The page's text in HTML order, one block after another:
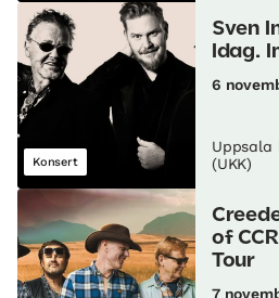
Konsert
Sven
Idag.
6
Uppsala
(UKK)
of
Tour
7